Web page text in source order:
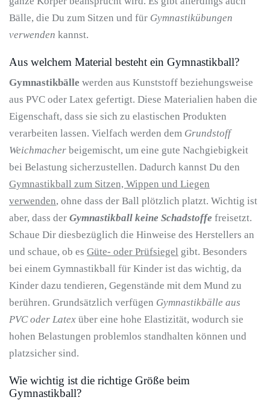
Bälle, die Du zum Sitzen und für Gymnastikübungen
verwenden kannst.
Aus welchem Material besteht ein Gymnastikball?
Gymnastikbälle werden aus Kunststoff beziehungsweise
aus PVC oder Latex gefertigt. Diese Materialien haben die
Eigenschaft, dass sie sich zu elastischen Produkten
verarbeiten lassen. Vielfach werden dem Grundstoff
Weichmacher beigemischt, um eine gute Nachgiebigkeit
bei Belastung sicherzustellen. Dadurch kannst Du den
Gymnastikball zum Sitzen, Wippen und Liegen
verwenden, ohne dass der Ball plötzlich platzt. Wichtig ist
aber, dass der Gymnastikball keine Schadstoffe freisetzt.
Schaue Dir diesbezüglich die Hinweise des Herstellers an
und schaue, ob es Güte- oder Prüfsiegel gibt. Besonders
bei einem Gymnastikball für Kinder ist das wichtig, da
Kinder dazu tendieren, Gegenstände mit dem Mund zu
berühren. Grundsätzlich verfügen Gymnastikbälle aus
PVC oder Latex über eine hohe Elastizität, wodurch sie
hohen Belastungen problemlos standhalten können und
platzsicher sind.
Wie wichtig ist die richtige Größe beim
Gymnastikball?